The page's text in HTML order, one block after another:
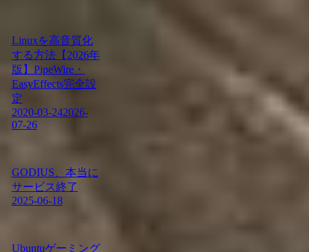
Linuxを高音質化
する方法【2026年
版】PipeWire・
EasyEffects完全設
定
2020-03-242026-
07-26
GODIUS、本当に
サービス終了
2025-06-18
Ubuntuゲーミング